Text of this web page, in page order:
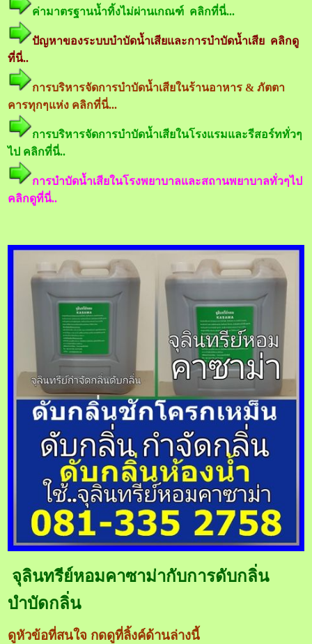
ค่ามาตรฐานน้ำทิ้งไม่ผ่านเกณฑ์ คลิกที่นี่...
ปัญหาของระบบบำบัดน้ำเสียและการบำบัดน้ำเสีย คลิกดู
ที่นี่..
การบริหารจัดการบำบัดน้ำเสียในร้านอาหาร & ภัตตา
คารทุกๆแห่ง คลิกที่นี่...
การบริหารจัดการบำบัดน้ำเสียในโรงแรมและรีสอร์ททั่วๆ
ไป คลิกที่นี่..
การบำบัดน้ำเสียในโรงพยาบาลและสถานพยาบาลทั่วๆไป
คลิกดูที่นี่..
จุลินทรีย์หอมคาซาม่ากับการดับกลิ่น
บำบัดกลิ่น
ดูหัวข้อที่สนใจ กดดูที่ลิ้งค์ด้านล่างนี้